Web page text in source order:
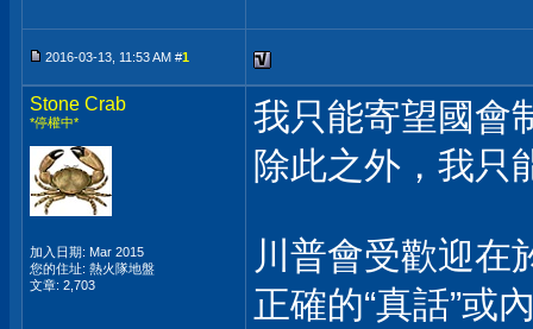
2016-03-13, 11:53 AM #1
Stone Crab
*停權中*
加入日期: Mar 2015
您的住址: 熱火隊地盤
文章: 2,703
我只能寄望國會
除此之外，我只
川普會受歡迎在
正確的“真話”或